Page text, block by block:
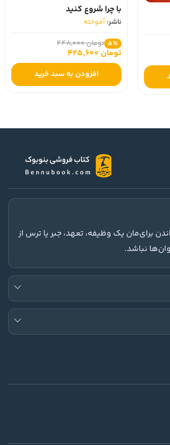
با چرا شروع کنید
ناشر: آموخته
5٪ تومان 448,000
تومان 425,600
افزودن به سبد خرید
برای‌مان یک وظیفه، تعهد، جبر یا ترس از
نباشد.